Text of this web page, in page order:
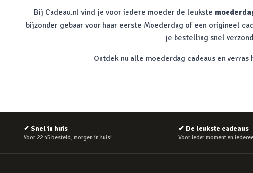
Bij Cadeau.nl vind je voor iedere moeder de leukste
bijzonder gebaar voor haar eerste Moederdag of een origineel
je bestelling snel
Ontdek nu alle moederdag cadeaus en
✔ Snel in huis
Voor 22:45 besteld, morgen in huis!
✔ De leukste cadeaus
Voor ieder moment en